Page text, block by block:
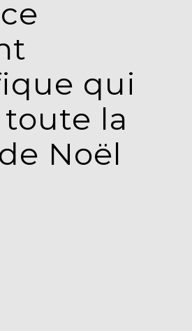
qui
la
Noël